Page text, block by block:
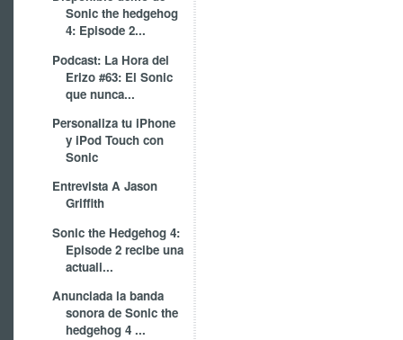
Sonic the hedgehog
4: Episode 2...
Podcast: La Hora del
Erizo #63: El Sonic
que nunca...
Personaliza tu iPhone
y iPod Touch con
Sonic
Entrevista A Jason
Griffith
Sonic the Hedgehog 4:
Episode 2 recibe una
actuali...
Anunciada la banda
sonora de Sonic the
hedgehog 4 ...